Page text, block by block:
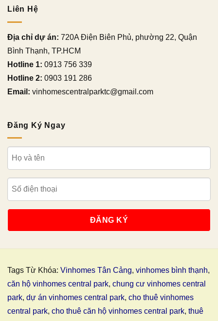
Liên Hệ
Địa chỉ dự án: 720A Điện Biên Phủ, phường 22, Quận
Bình Thạnh, TP.HCM
Hotline 1: 0913 756 339
Hotline 2: 0903 191 286
Email: vinhomescentralparktc@gmail.com
Đăng Ký Ngay
Tags Từ Khóa: Vinhomes Tân Cảng, vinhomes bình thạnh,
căn hộ vinhomes central park, chung cư vinhomes central
park, dự án vinhomes central park, cho thuê vinhomes
central park, cho thuê căn hộ vinhomes central park, thuê